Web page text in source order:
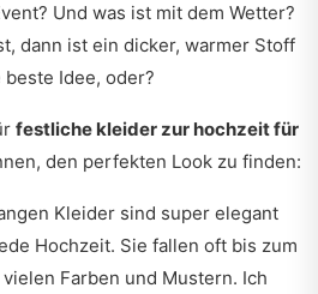
Und was ist mit dem Wetter?
dann ist ein dicker, warmer Stoff
Idee, oder?
festliche kleider zur hochzeit für
den perfekten Look zu finden:
Kleider sind super elegant
Hochzeit. Sie fallen oft bis zum
Farben und Mustern. Ich